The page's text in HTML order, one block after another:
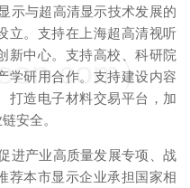
示与超高清显示技术发展的
立。支持在上海超高清视听
新中心。支持高校、科研院
学研用合作。支持建设内容
打造电子材料交易平台，加
安全。
进产业高质量发展专项、战
荐本市显示企业承担国家相
）